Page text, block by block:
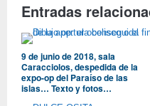
Entradas
9 de junio de 2018, sala
Caracciolos, despedida de la
expo-op del Paraíso de las
islas… Texto y fotos…